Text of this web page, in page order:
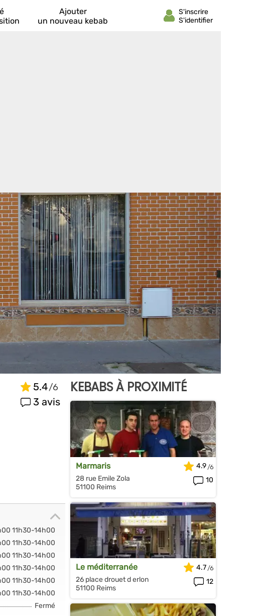
Ajouter
un nouveau kebab
5.4
3 avis
11h30-14h00
11h30-14h00
11h30-14h00
11h30-14h00
11h30-14h00
11h30-14h00
Fermé
KEBABS À PROXIMITÉ
Marmaris
28 rue Emile Zola
51100 Reims
4.9
10
Le méditerranée
26 place drouet d erlon
51100 Reims
4.7
12